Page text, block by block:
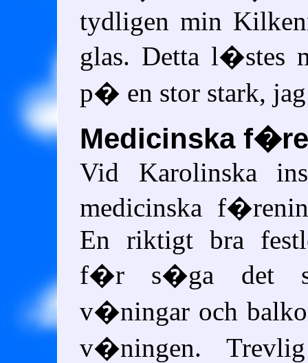
tydligen min
glas. Detta l�stes
p� en stor stark,
Medicinska
Vid Karolinska
medicinska
En riktigt bra
f�r s�ga det
v�ningar och
v�ningen.